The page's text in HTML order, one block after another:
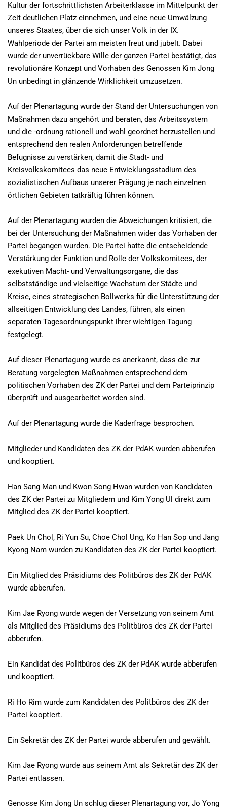
Kultur der fortschrittlichsten Arbeiterklasse im Mittelpunkt der
Zeit deutlichen Platz einnehmen, und eine neue Umwälzung
unseres Staates, über die sich unser Volk in der IX.
Wahlperiode der Partei am meisten freut und jubelt. Dabei
wurde der unverrückbare Wille der ganzen Partei bestätigt, das
revolutionäre Konzept und Vorhaben des Genossen Kim Jong
Un unbedingt in glänzende Wirklichkeit umzusetzen.
Auf der Plenartagung wurde der Stand der Untersuchungen von
Maßnahmen dazu angehört und beraten, das Arbeitssystem
und die -ordnung rationell und wohl geordnet herzustellen und
entsprechend den realen Anforderungen betreffende
Befugnisse zu verstärken, damit die Stadt- und
Kreisvolkskomitees das neue Entwicklungsstadium des
sozialistischen Aufbaus unserer Prägung je nach einzelnen
örtlichen Gebieten tatkräftig führen können.
Auf der Plenartagung wurden die Abweichungen kritisiert, die
bei der Untersuchung der Maßnahmen wider das Vorhaben der
Partei begangen wurden. Die Partei hatte die entscheidende
Verstärkung der Funktion und Rolle der Volkskomitees, der
exekutiven Macht- und Verwaltungsorgane, die das
selbstständige und vielseitige Wachstum der Städte und
Kreise, eines strategischen Bollwerks für die Unterstützung der
allseitigen Entwicklung des Landes, führen, als einen
separaten Tagesordnungspunkt ihrer wichtigen Tagung
festgelegt.
Auf dieser Plenartagung wurde es anerkannt, dass die zur
Beratung vorgelegten Maßnahmen entsprechend dem
politischen Vorhaben des ZK der Partei und dem Parteiprinzip
überprüft und ausgearbeitet worden sind.
Auf der Plenartagung wurde die Kaderfrage besprochen.
Mitglieder und Kandidaten des ZK der PdAK wurden abberufen
und kooptiert.
Han Sang Man und Kwon Song Hwan wurden von Kandidaten
des ZK der Partei zu Mitgliedern und Kim Yong Ul direkt zum
Mitglied des ZK der Partei kooptiert.
Paek Un Chol, Ri Yun Su, Choe Chol Ung, Ko Han Sop und Jang
Kyong Nam wurden zu Kandidaten des ZK der Partei kooptiert.
Ein Mitglied des Präsidiums des Politbüros des ZK der PdAK
wurde abberufen.
Kim Jae Ryong wurde wegen der Versetzung von seinem Amt
als Mitglied des Präsidiums des Politbüros des ZK der Partei
abberufen.
Ein Kandidat des Politbüros des ZK der PdAK wurde abberufen
und kooptiert.
Ri Ho Rim wurde zum Kandidaten des Politbüros des ZK der
Partei kooptiert.
Ein Sekretär des ZK der Partei wurde abberufen und gewählt.
Kim Jae Ryong wurde aus seinem Amt als Sekretär des ZK der
Partei entlassen.
Genosse Kim Jong Un schlug dieser Plenartagung vor, Jo Yong